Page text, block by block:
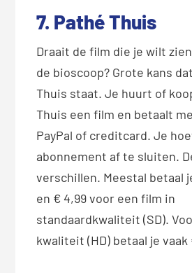
7. Pathé Thuis
Draait de film die je wilt
de bioscoop? Grote kans
Thuis staat. Je huurt of
Thuis een film en betaalt
PayPal of creditcard. Je
abonnement af te sluiten.
verschillen. Meestal betaal
en € 4,99 voor een film in
standaardkwaliteit (SD).
kwaliteit (HD) betaal je vaak